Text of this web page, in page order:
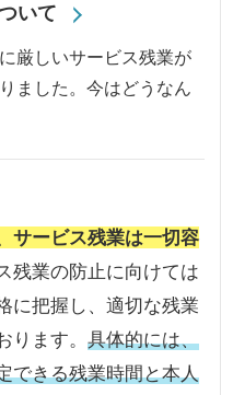
いて
厳しいサービス残業が
ました。今はどうなん
サービス残業は一切容
残業の防止に向けては
に把握し、適切な残業
ります。具体的には、
できる残業時間と本人